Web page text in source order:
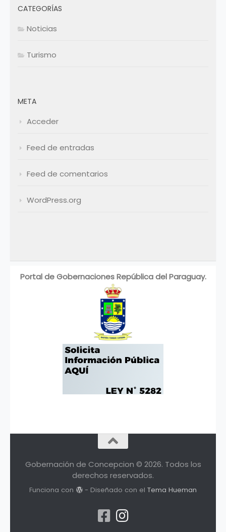
CATEGORÍAS
Noticias
Turismo
META
Acceder
Feed de entradas
Feed de comentarios
WordPress.org
Portal de Gobernaciones República del Paraguay.
Gobernación de Concepcion © 2026. Todos los
derechos reservados.
Funciona con - Diseñado con el Tema Hueman